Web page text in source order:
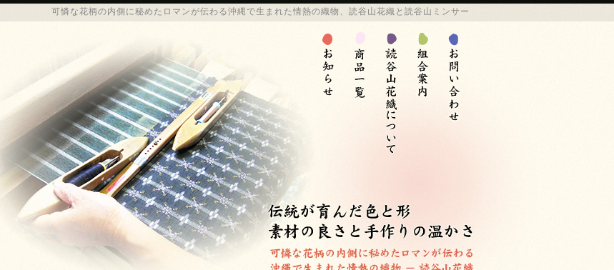
可憐な花柄の内側に秘めたロマンが伝わる沖縄で生まれた情熱の織物 、 読谷山花織 と 読谷山ミンサー